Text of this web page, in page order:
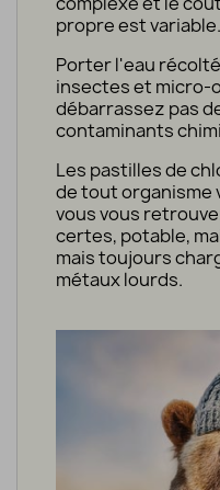
propre est variable.
Porter l'eau
insectes et micro-
débarrassez pas
contaminants
Les pastilles de
de tout organisme
vous vous
certes, potable,
mais toujours
métaux lourds.